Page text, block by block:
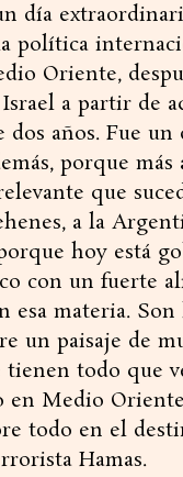
día
política
Oriente,
a partir de
dos años. Fue un
porque más
que
a la
hoy está
con un fuerte
esa materia. Son
un paisaje de
tienen todo que
en Medio
todo en el
Hamas.